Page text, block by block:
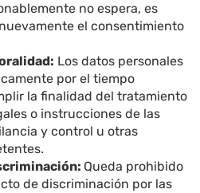
no espera, es
el consentimiento
Los datos personales
por el tiempo
la finalidad del tratamiento
o instrucciones de las
y control u otras
Queda prohibido
de discriminación por las